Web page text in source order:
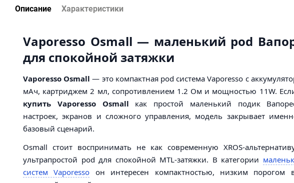
Описание Характеристики
Vaporesso Osmall — маленький pod
для спокойной затяжки
Vaporesso Osmall — это компактная pod система Vaporesso с
мАч, картриджем 2 мл, сопротивлением 1.2 Ом и мощностью 11W.
купить Vaporesso Osmall как простой маленький подик
настроек, экранов и сложного управления, модель закрывает
базовый сценарий.
Osmall стоит воспринимать не как современную XROS-
ультрапростой pod для спокойной MTL-затяжки. В категории
систем Vaporesso он интересен компактностью, низким порогом